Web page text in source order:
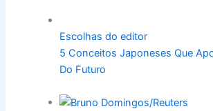
Escolhas do editor
5 Conceitos Japoneses Que
Do Futuro